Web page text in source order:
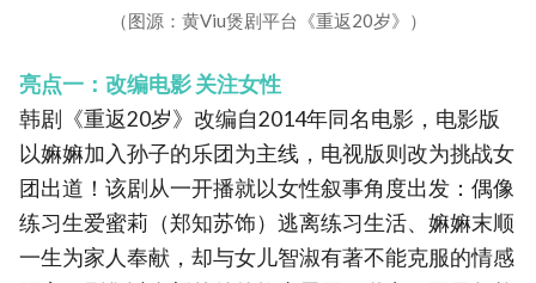
（图源：黄Viu煲剧平台《重返20岁》）
亮点一：改编电影 关注女性
韩剧《重返20岁》改编自2014年同名电影，电影版
以嫲嫲加入孙子的乐团为主线，电视版则改为挑战女
团出道！该剧从一开播就以女性叙事角度出发：偶像
练习生爱蜜莉（郑知苏饰）逃离练习生活、嫲嫲末顺
一生为家人奉献，却与女儿智淑有著不能克服的情感